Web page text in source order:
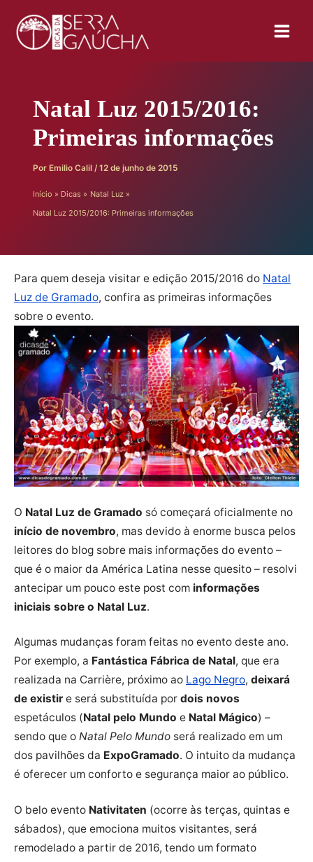
para
Natal Luz 2015/2016:
Primeiras informações
Por Emilio Calil /12 de junho de 2015
Início Dicas
Natal Luz
Natal Luz 2015/2016: Primeiras informações
Para quem deseja visitar e edição 2015/2016 do Natal
Luz de Gramado, confira as primeiras informações
sobre o evento.
O Natal Luz de Gramado só começará oficialmente no
início de novembro, mas devido à enorme busca pelos
leitores do blog sobre mais informações do evento –
que é o maior da América Latina nesse quesito – resolvi
antecipar um pouco este post com informações
iniciais sobre o Natal Luz.
Algumas mudanças foram feitas no evento deste ano.
Por exemplo, a Fantástica Fábrica de Natal, que era
realizada na Carrière, próximo ao Lago Negro, deixará
de existir e será substituída por dois novos
espetáculos (Natal pelo Mundo e Natal Mágico) –
sendo que o Natal Pelo Mundo será realizado em um
dos pavilhões da ExpoGramado. O intuito da mudança
é oferecer um conforto e segurança maior ao público.
O belo evento Nativitaten (ocorre às terças, quintas e
sábados), que emociona muitos visitantes, será
remodelado a partir de 2016, tendo um formato